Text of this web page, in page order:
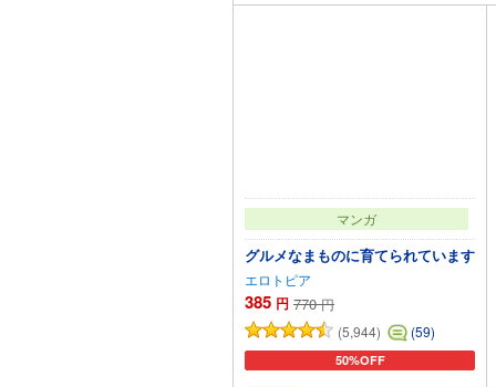
マンガ
グルメなまものに育てられています
エロトピア
385 円 770 円
(5,944)
(59)
50%OFF
カートに追加